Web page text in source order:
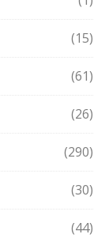
(15)
(61)
(26)
(290)
(30)
(44)